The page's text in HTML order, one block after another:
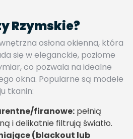
Rzymskie?
osłona okienna, która
się w eleganckie, poziome
co pozwala na idealne
okna. Popularne są modele
tkanin:
firanowe: pełnią
i delikatnie filtrują światło.
(blackout lub